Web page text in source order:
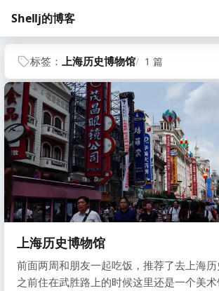
Shellj的博客
标签： 上海历史博物馆 1 篇
上海历史博物馆
前面两周和朋友一起吃饭，推荐了去上海历
之前住在武胜路上的时候这里还是一个美